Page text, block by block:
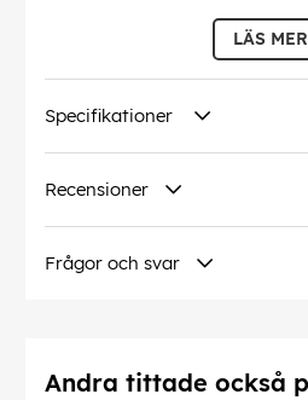
LÄS MER
Specifikationer
Recensioner
Frågor och svar
Andra tittade också